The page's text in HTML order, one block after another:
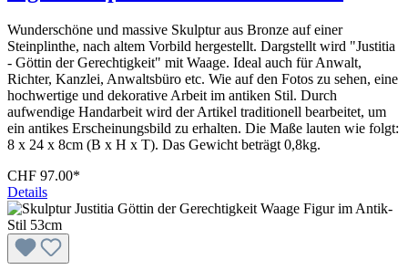
Wunderschöne und massive Skulptur aus Bronze auf einer
Steinplinthe, nach altem Vorbild hergestellt. Dargstellt wird "Justitia
- Göttin der Gerechtigkeit" mit Waage. Ideal auch für Anwalt,
Richter, Kanzlei, Anwaltsbüro etc. Wie auf den Fotos zu sehen, eine
hochwertige und dekorative Arbeit im antiken Stil. Durch
aufwendige Handarbeit wird der Artikel traditionell bearbeitet, um
ein antikes Erscheinungsbild zu erhalten. Die Maße lauten wie folgt:
8 x 24 x 8cm (B x H x T). Das Gewicht beträgt 0,8kg.
CHF 97.00*
Details